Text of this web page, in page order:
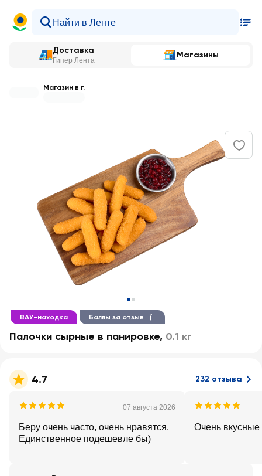
Доставка
Гипер Лента
Магазины
Магазин в г.
ВАУ-находка Баллы за отзыв
Палочки сырные в панировке, 0.1 кг
4.7 232 отзыва
07 августа 2026
Беру очень часто, очень нравятся.
Единственное подешевле бы)
Очень